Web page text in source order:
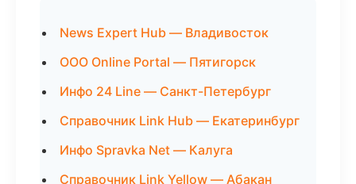
News Expert Hub — Владивосток
ООО Online Portal — Пятигорск
Инфо 24 Line — Санкт-Петербург
Справочник Link Hub — Екатеринбург
Инфо Spravka Net — Калуга
Справочник Link Yellow — Абакан